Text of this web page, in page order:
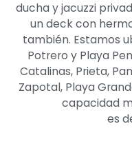
ducha y jacuzzi
un deck con
también. Estamos
Potrero y Playa
Catalinas, Prieta,
Zapotal, Playa
capacidad
es